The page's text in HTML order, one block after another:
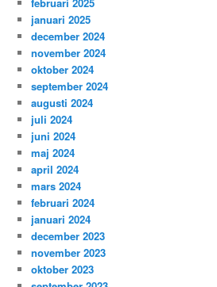
januari 2025
december 2024
november 2024
oktober 2024
september 2024
augusti 2024
juli 2024
juni 2024
maj 2024
april 2024
mars 2024
februari 2024
januari 2024
december 2023
november 2023
oktober 2023